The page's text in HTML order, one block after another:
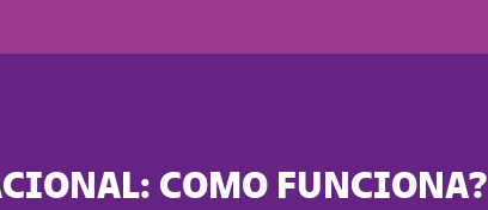
COMO FUNCIONA?